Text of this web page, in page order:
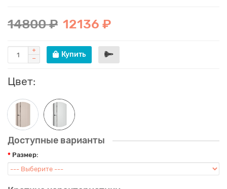
14800 ₽ 12136 ₽
Купить
Цвет:
Доступные варианты
Размер: